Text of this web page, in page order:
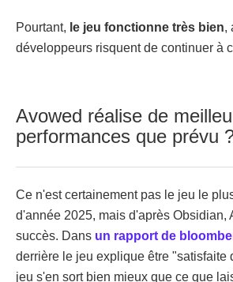
Pourtant, le jeu fonctionne très bien,
développeurs risquent de continuer à
Avowed réalise de
performances que prévu
Ce n'est certainement pas le jeu le
d'année 2025, mais d'après Obsidian,
succès. Dans un rapport de
derrière le jeu explique être "satisfaite
jeu s'en sort bien mieux que ce que